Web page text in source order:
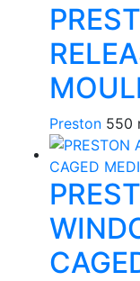
Preston 550